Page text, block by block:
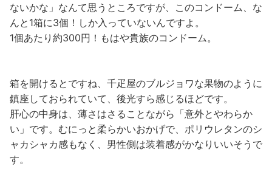
ないかな」なんて思うところですが、このコンドーム、な
んと1箱に3個！しか入っていないんですよ。
1個あたり約300円！もはや貴族のコンドーム。
箱を開けるとですね、千疋屋のブルジョワな果物のように
鎮座しておられていて、後光すら感じるほどです。
肝心の中身は、薄さはさることながら「意外とやわらか
い」です。むにっと柔らかいおかげで、ポリウレタンのシ
ャカシャカ感もなく、男性側は装着感がかなりいいそうで
す。